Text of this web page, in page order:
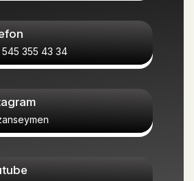
355 43 34